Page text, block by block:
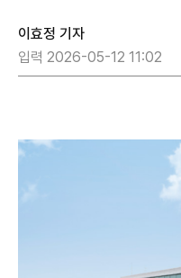
이효정 기자
입력 2026-05-12 11:02